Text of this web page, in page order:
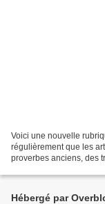
Voici une nouvelle
régulièrement que les
proverbes anciens, des
Hébergé par